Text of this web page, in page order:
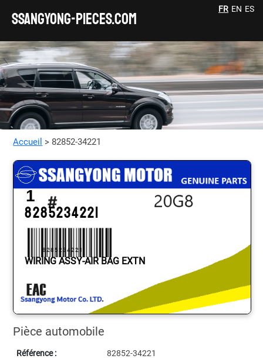
SSANGYONG-pieces.com
FR EN ES
Accueil > 82852-34221
Pièce automobile
Référence : 82852-34221
1
8285234221
8285234221
WIRING ASSY-AIR BAG EXTN